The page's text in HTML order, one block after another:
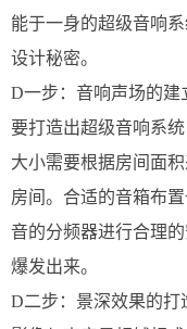
能于一身的超级音响
设计秘密。
D一步：音响声场的建
要打造出超级音响系
大小需要根据房间面
房间。合适的音箱布
音的分频器进行合理
爆发出来。
D二步：景深效果的打